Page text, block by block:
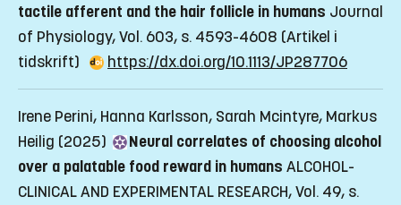
tactile afferent and the hair follicle in humans Journal
of Physiology, Vol. 603, s. 4593-4608 (Artikel i
tidskrift)
https://dx.doi.org/10.1113/JP287706
Irene Perini, Hanna Karlsson, Sarah Mcintyre, Markus
Heilig (2025)
Neural correlates of choosing alcohol
over a palatable food reward in humans ALCOHOL-
CLINICAL AND EXPERIMENTAL RESEARCH, Vol. 49, s.